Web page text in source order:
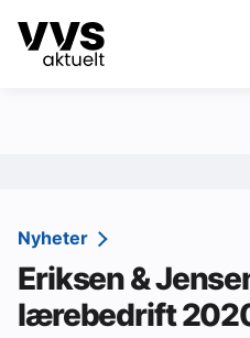
Kategorier
Sanitær
Ventilasjon
Varme og energi
Nyheter
Eriksen &
lærebedrift